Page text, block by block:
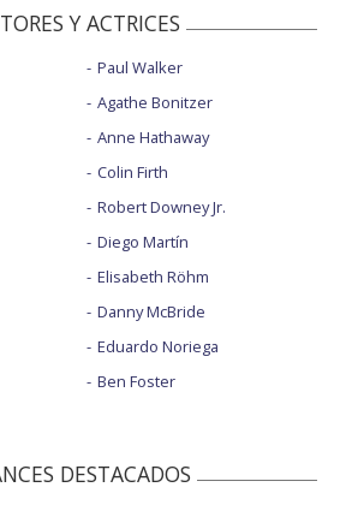
Y ACTRICES
Paul Walker
Agathe Bonitzer
Anne Hathaway
Colin Firth
Robert Downey Jr.
Diego Martín
Elisabeth Röhm
Danny McBride
Eduardo Noriega
Ben Foster
DESTACADOS